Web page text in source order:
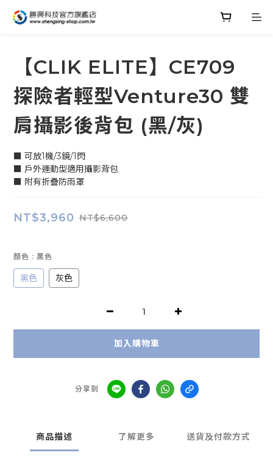
【CLIK ELITE】CE709
探險者輕型Venture30 雙
肩攝影後背包 (黑/灰)
■ 可放1機/3鏡/1閃
■ 戶外運動型適用攝影背包
■ 附有折疊防雨罩
NT$3,960 NT$6,600
顏色 : 黑色
黑色 灰色
加入購物車
分享到
商品描述 了解更多 送貨及付款方式